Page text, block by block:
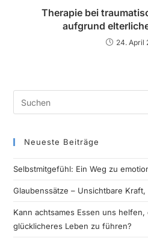
Therapie bei
aufgrund
24. April
Neueste Beiträge
Selbstmitgefühl: Ein Weg zu
Glaubenssätze – Unsichtbare
Kann achtsames Essen uns
glücklicheres Leben zu führen?